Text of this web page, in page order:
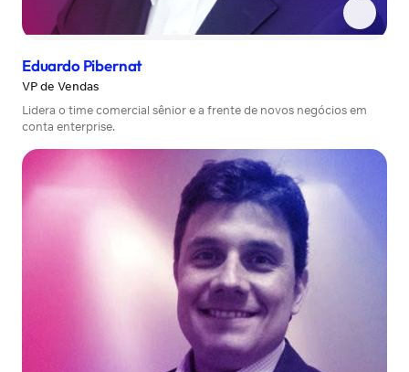
Eduardo Pibernat
VP de Vendas
Lidera o time comercial sênior e a frente de novos negócios em
conta enterprise.